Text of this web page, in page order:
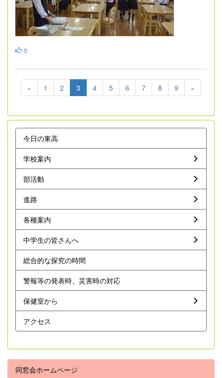
0
« 1 2 3 4 5 6 7 8 9 »
今日の東高
学校案内
部活動
進路
各種案内
中学生の皆さんへ
総合的な探究の時間
警報等の発表時、災害時の対応
保健室から
アクセス
同窓会ホームページ